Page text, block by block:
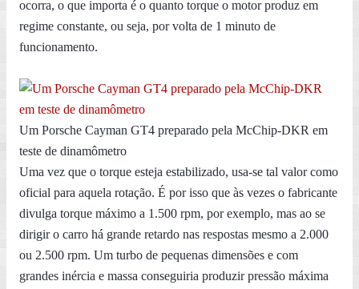
ocorra, o que importa é o quanto torque o motor produz em
regime constante, ou seja, por volta de 1 minuto de
funcionamento.
Um Porsche Cayman GT4 preparado pela McChip-DKR em
teste de dinamômetro
Uma vez que o torque esteja estabilizado, usa-se tal valor como
oficial para aquela rotação. É por isso que às vezes o fabricante
divulga torque máximo a 1.500 rpm, por exemplo, mas ao se
dirigir o carro há grande retardo nas respostas mesmo a 2.000
ou 2.500 rpm. Um turbo de pequenas dimensões e com
grandes inércia e massa conseguiria produzir pressão máxima